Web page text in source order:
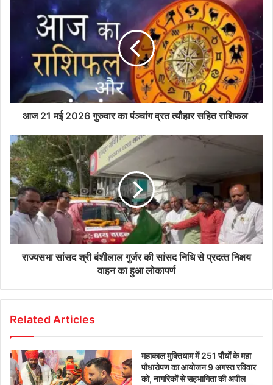
आज 21 मई 2026 गुरुवार का पंञ्चांग व्रत त्यौहार सहित राशिफल
राज्‍यसभा सांसद श्री बंशीलाल गुर्जर की सांसद निधि से प्रदत्‍त निक्षय
वाहन का हुआ लोकापर्ण
Related Articles
महाकाल मुक्तिधाम में 251 पौधों के महा
पौधारोपण का आयोजन 9 अगस्त रविवार
को, नागरिकों से सहभागिता की अपील